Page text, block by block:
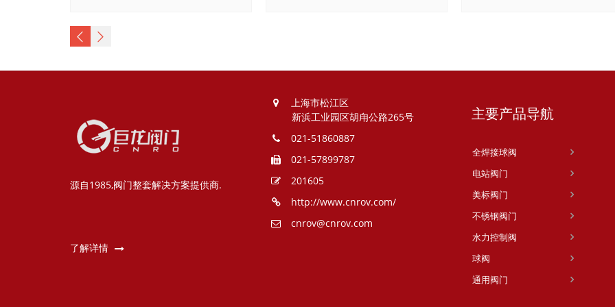
源自1985,阀门整套解决方案提供商.
上海市松江区
新浜工业园区胡甪公路265号
021-51860887
021-57899787
201605
http://www.cnrov.com/
cnrov@cnrov.com
了解详情
主要产品导航
全焊接球阀
电站阀门
美标阀门
不锈钢阀门
水力控制阀
球阀
通用阀门